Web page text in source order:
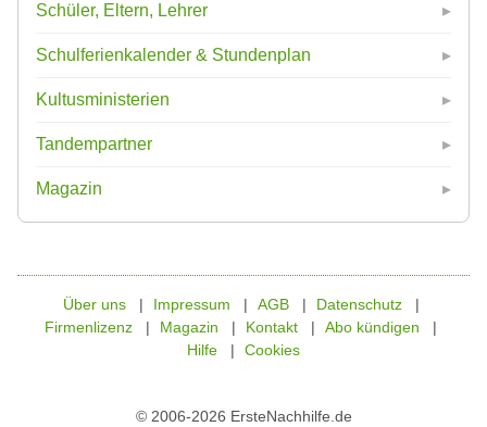
Schüler, Eltern, Lehrer
Schulferienkalender & Stundenplan
Kultusministerien
Tandempartner
Magazin
© 2006-2026 ErsteNachhilfe.de
Über uns Impressum AGB
Datenschutz
Firmenlizenz
Magazin Kontakt
Abo kündigen
Hilfe
Cookies